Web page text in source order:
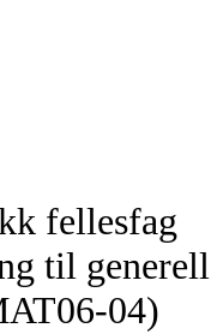
fellesfag
til generell